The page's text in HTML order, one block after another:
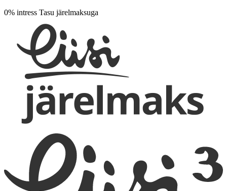
0% intress Tasu järelmaksuga